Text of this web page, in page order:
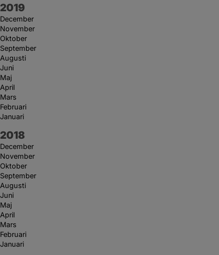
År:
2019
December
November
Oktober
September
Augusti
Juni
Maj
April
Mars
Februari
Januari
År:
2018
December
November
Oktober
September
Augusti
Juni
Maj
April
Mars
Februari
Januari